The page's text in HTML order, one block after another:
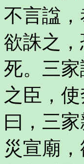
不言諡
欲誅之
死。三
之臣，
曰，三
災宣廟